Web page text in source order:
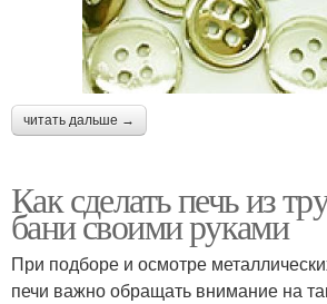
читать дальше →
Как сделать печь из
бани своими руками
При подборе и осмотре
печи важно обращать внимание на